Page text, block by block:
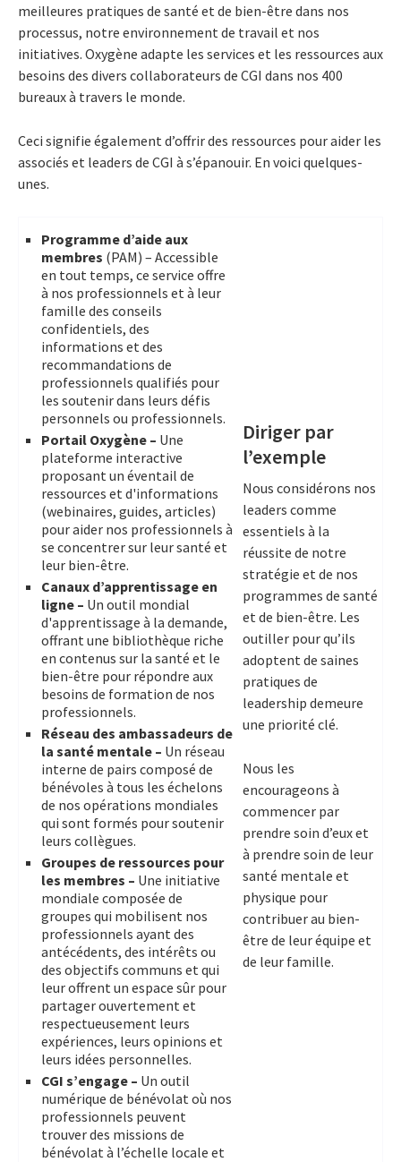
meilleures pratiques de santé et de bien-être dans nos
processus, notre environnement de travail et nos
initiatives. Oxygène adapte les services et les ressources aux
besoins des divers collaborateurs de CGI dans nos 400
bureaux à travers le monde.
Ceci signifie également d’offrir des ressources pour aider les
associés et leaders de CGI à s’épanouir. En voici quelques-
unes.
Programme d’aide aux
membres (PAM) – Accessible
en tout temps, ce service offre
à nos professionnels et à leur
famille des conseils
confidentiels, des
informations et des
recommandations de
professionnels qualifiés pour
les soutenir dans leurs défis
personnels ou professionnels.
Portail Oxygène – Une
plateforme interactive
proposant un éventail de
ressources et d'informations
(webinaires, guides, articles)
pour aider nos professionnels à
se concentrer sur leur santé et
leur bien-être.
Canaux d’apprentissage en
ligne – Un outil mondial
d'apprentissage à la demande,
offrant une bibliothèque riche
en contenus sur la santé et le
bien-être pour répondre aux
besoins de formation de nos
professionnels.
Réseau des ambassadeurs de
la santé mentale – Un réseau
interne de pairs composé de
bénévoles à tous les échelons
de nos opérations mondiales
qui sont formés pour soutenir
leurs collègues.
Groupes de ressources pour
les membres – Une initiative
mondiale composée de
groupes qui mobilisent nos
professionnels ayant des
antécédents, des intérêts ou
des objectifs communs et qui
leur offrent un espace sûr pour
partager ouvertement et
respectueusement leurs
expériences, leurs opinions et
leurs idées personnelles.
CGI s’engage – Un outil
numérique de bénévolat où nos
professionnels peuvent
trouver des missions de
bénévolat à l’échelle locale et
Diriger par
l’exemple
Nous considérons nos
leaders comme
essentiels à la
réussite de notre
stratégie et de nos
programmes de santé
et de bien-être. Les
outiller pour qu’ils
adoptent de saines
pratiques de
leadership demeure
une priorité clé.
Nous les
encourageons à
commencer par
prendre soin d’eux et
à prendre soin de leur
santé mentale et
physique pour
contribuer au bien-
être de leur équipe et
de leur famille.